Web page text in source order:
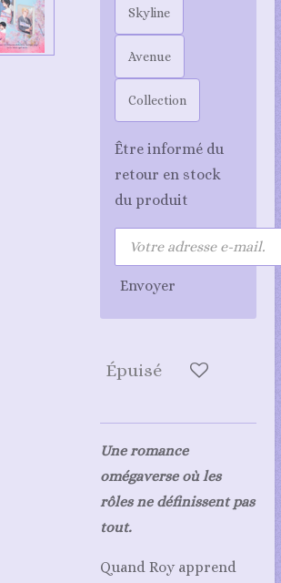
Skyline
Avenue
Collection
Être informé du
retour en stock
du produit
Envoyer
Épuisé
Une romance
omégaverse où les
rôles ne définissent pas
tout.
Quand Roy apprend